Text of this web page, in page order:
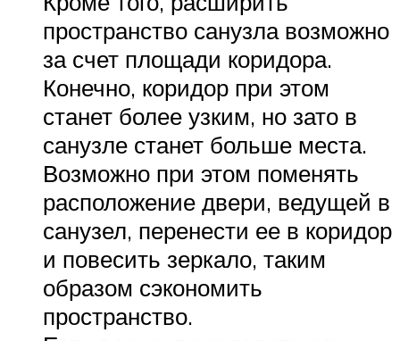
пространство санузла возможно
за счет площади коридора.
Конечно, коридор при этом
станет более узким, но зато в
санузле станет больше места.
Возможно при этом поменять
расположение двери, ведущей в
санузел, перенести ее в коридор
и повесить зеркало, таким
образом сэкономить
пространство.